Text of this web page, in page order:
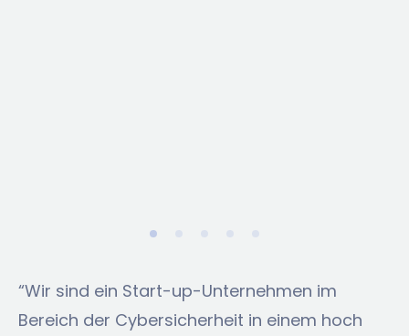
“Wir sind ein Start-up-Unternehmen im
Bereich der Cybersicherheit in einem hoch